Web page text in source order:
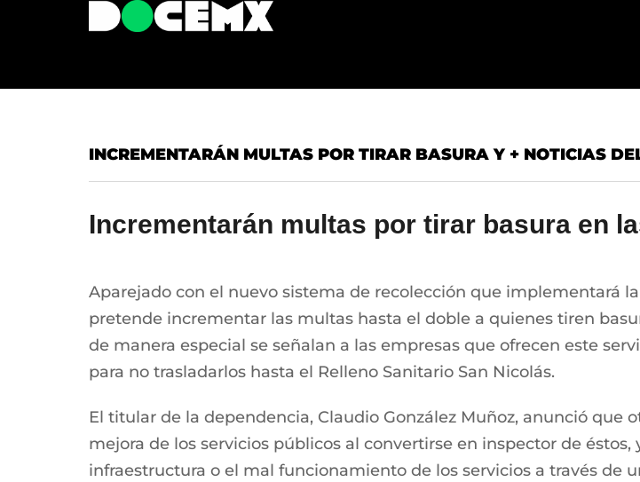
INCREMENTARÁN MULTAS POR TIRAR BASURA Y + NOTICIAS
Incrementarán multas por tirar basura en
Aparejado con el nuevo sistema de recolección que implementará
pretende incrementar las multas hasta el doble a quienes tiren
de manera especial se señalan a las empresas que ofrecen este
para no trasladarlos hasta el Relleno Sanitario San Nicolás.
El titular de la dependencia, Claudio González Muñoz, anunció que
mejora de los servicios públicos al convertirse en inspector de
infraestructura o el mal funcionamiento de los servicios a través de